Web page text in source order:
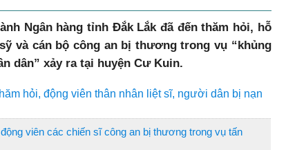
Ngân hàng tỉnh Đắk Lắk đã đến thăm hỏi, hỗ
và cán bộ công an bị thương trong vụ “khủng
dân” xảy ra tại huyện Cư Kuin.
hỏi, động viên thân nhân liệt sĩ, người dân bị nạn
viên các chiến sĩ công an bị thương trong vụ tấn